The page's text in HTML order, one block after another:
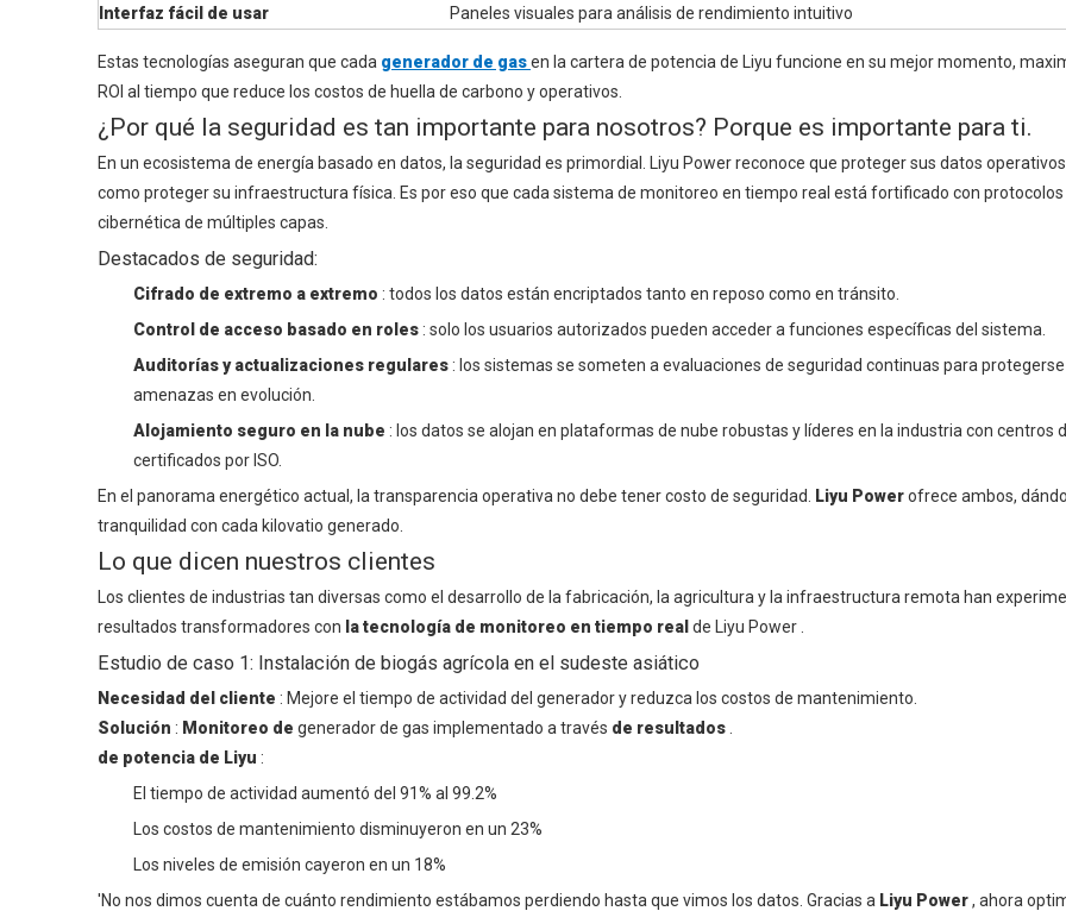
Interfaz fácil de usar
Paneles visuales para análisis de rendimiento intuitivo
Estas tecnologías aseguran que cada generador de gasen la cartera de potencia de Liyu funcione en su mejor momento,
ROI al tiempo que reduce los costos de huella de carbono y operativos.
¿Por qué la seguridad es tan importante para nosotros? Porque es importante para ti.
En un ecosistema de energía basado en datos, la seguridad es primordial. Liyu Power reconoce que proteger sus datos
como proteger su infraestructura física. Es por eso que cada sistema de monitoreo en tiempo real está fortificado con protocolos
cibernética de múltiples capas.
Destacados de seguridad:
Cifrado de extremo a extremo : todos los datos están encriptados tanto en reposo como en tránsito.
Control de acceso basado en roles : solo los usuarios autorizados pueden acceder a funciones específicas del sistema.
Auditorías y actualizaciones regulares : los sistemas se someten a evaluaciones de seguridad continuas para
amenazas en evolución.
Alojamiento seguro en la nube : los datos se alojan en plataformas de nube robustas y líderes en la industria con centros
certificados por ISO.
En el panorama energético actual, la transparencia operativa no debe tener costo de seguridad.
Liyu Powerofrece ambos,
tranquilidad con cada kilovatio generado.
Lo que dicen nuestros clientes
Los clientes de industrias tan diversas como el desarrollo de la fabricación, la agricultura y la infraestructura remota han
resultados transformadores con la tecnología de monitoreo en tiempo real de Liyu Power .
Estudio de caso 1: Instalación de biogás agrícola en el sudeste asiático
Necesidad del cliente : Mejore el tiempo de actividad del generador y reduzca los costos de mantenimiento.
Solución : Monitoreo de generador de gas implementado a través de resultados
de potencia de Liyu :
El tiempo de actividad aumentó del 91% al 99.2%
Los costos de mantenimiento disminuyeron en un 23%
Los niveles de emisión cayeron en un 18%
'No nos dimos cuenta de cuánto rendimiento estábamos perdiendo hasta que vimos los datos. Gracias a Liyu Power, ahora